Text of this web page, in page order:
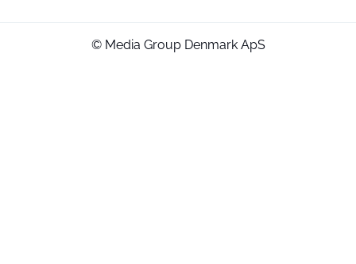
© Media Group Denmark ApS